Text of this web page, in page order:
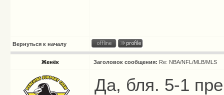
Вернуться к началу
Женёк Заголовок сообщения: Re: NBA/NFL/MLB/MLS
Да, бля. 5-1